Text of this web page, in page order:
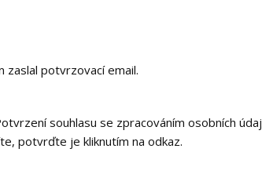
zaslal potvrzovací email.
souhlasu se zpracováním osobních
potvrďte je kliknutím na odkaz.